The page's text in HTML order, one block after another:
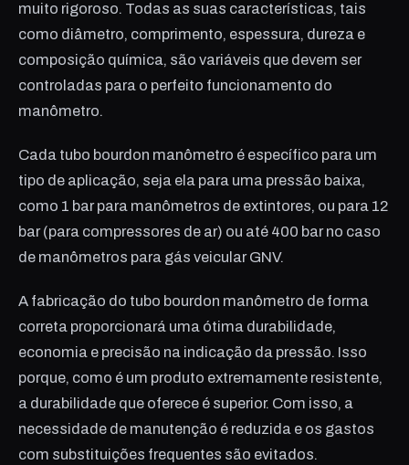
muito rigoroso. Todas as suas características, tais
como diâmetro, comprimento, espessura, dureza e
composição química, são variáveis que devem ser
controladas para o perfeito funcionamento do
manômetro.
Cada tubo bourdon manômetro é específico para um
tipo de aplicação, seja ela para uma pressão baixa,
como 1 bar para manômetros de extintores, ou para 12
bar (para compressores de ar) ou até 400 bar no caso
de manômetros para gás veicular GNV.
A fabricação do tubo bourdon manômetro de forma
correta proporcionará uma ótima durabilidade,
economia e precisão na indicação da pressão. Isso
porque, como é um produto extremamente resistente,
a durabilidade que oferece é superior. Com isso, a
necessidade de manutenção é reduzida e os gastos
com substituições frequentes são evitados.